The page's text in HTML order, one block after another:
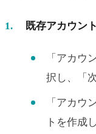
既存アカウン
「アカウ
択し、「
「アカウ
トを作成